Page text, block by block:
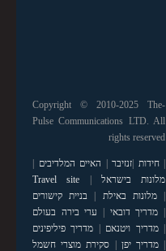
Copyright © 2010-2025 The-
Pulse Communications LTD. All
rights reserved
|חידות |זנזיבר | האיים המלדיבים |
מלונות בישראל |
Travel site
|מלונות באילת | בניית קישורים
| מדריך דובאי | ערי בירה בעולם
|מדריך ויטנאם | מדריך פיליפינים
|מדריך יפן | סקירת מוצרי חשמל